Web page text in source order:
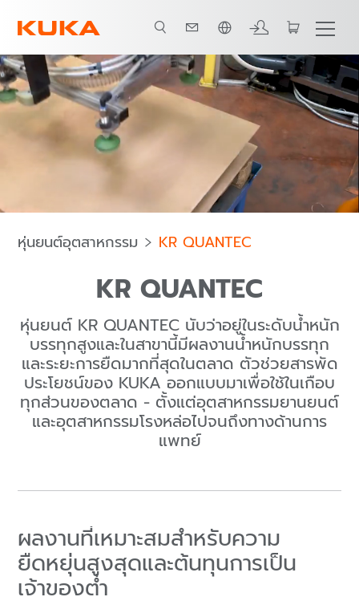
ตัวเลือกสำหรับ Foundry ประเภทหุ่นยนต์ การประยุกต์ใช้งาน
ภาษาไทย / Thai
หุ่นยนต์อุตสาหกรรม KR QUANTEC
KR QUANTEC
หุ่นยนต์ KR QUANTEC นับว่าอยู่ในระดับน้ำหนัก
บรรทุกสูงและในสาขานี้มีผลงานน้ำหนักบรรทุก
และระยะการยืดมากที่สุดในตลาด ตัวช่วยสารพัด
ประโยชน์ของ KUKA ออกแบบมาเพื่อใช้ในเกือบ
ทุกส่วนของตลาด - ตั้งแต่อุตสาหกรรมยานยนต์
และอุตสาหกรรมโรงหล่อไปจนถึงทางด้านการ
แพทย์
ผลงานที่เหมาะสมสำหรับความ
ยืดหยุ่นสูงสุดและต้นทุนการเป็น
เจ้าของต่ำ